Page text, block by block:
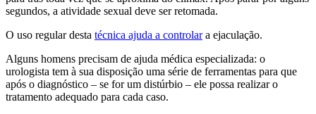
segundos, a atividade sexual deve ser retomada.
O uso regular desta técnica ajuda a controlara ejaculação.
Alguns homens precisam de ajuda médica especializada: o
urologista tem à sua disposição uma série de ferramentas para que
após o diagnóstico – se for um distúrbio – ele possa realizar o
tratamento adequado para cada caso.